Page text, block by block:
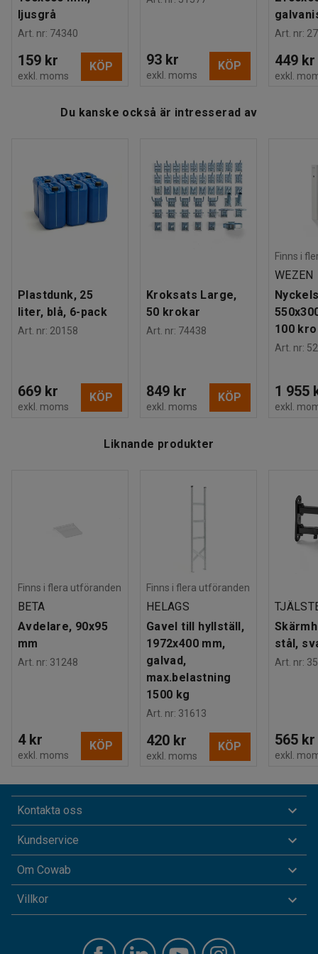
ljusgrå
Art. nr: 74340
159 kr
exkl. moms
KÖP 93 kr
exkl. moms
KÖP
Art. nr:
449 kr
exkl.
Du kanske också är intresserad av
Plastdunk, 25
liter, blå, 6-pack
Art. nr: 20158
669 kr
exkl. moms
KÖP
Kroksats Large,
50 krokar
Art. nr: 74438
849 kr
exkl. moms
KÖP
Finns i
WEZEN
100
Art. nr:
1 955
exkl.
Liknande produkter
Finns i flera utföranden
BETA
Avdelare, 90x95
mm
Art. nr: 31248
4 kr
exkl. moms
KÖP
Finns i flera utföranden
HELAGS
Gavel till hyllställ,
1972x400 mm,
galvad,
max.belastning
1500 kg
Art. nr: 31613
420 kr
exkl. moms
KÖP
stål,
Art. nr:
565 kr
exkl.
Kontakta oss
Kundservice
Om Cowab
Villkor